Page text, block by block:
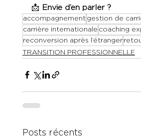
📩 Envie d’en parler ?
accompagnement gestion de
carrière internationale coaching
reconversion après l’étranger
TRANSITION PROFESSIONNELLE
Posts récents